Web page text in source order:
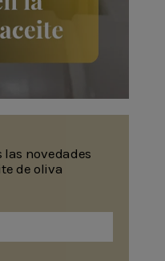
las novedades
de oliva